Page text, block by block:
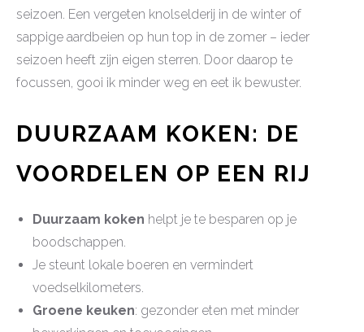
seizoen. Een vergeten knolselderij in de winter of
sappige aardbeien op hun top in de zomer – ieder
seizoen heeft zijn eigen sterren. Door daarop te
focussen, gooi ik minder weg en eet ik bewuster.
DUURZAAM KOKEN: DE
VOORDELEN OP EEN RIJ
Duurzaam koken helpt je te besparen op je
boodschappen.
Je steunt lokale boeren en vermindert
voedselkilometers.
Groene keuken: gezonder eten met minder